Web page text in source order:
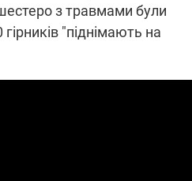
з травмами були
"піднімають на